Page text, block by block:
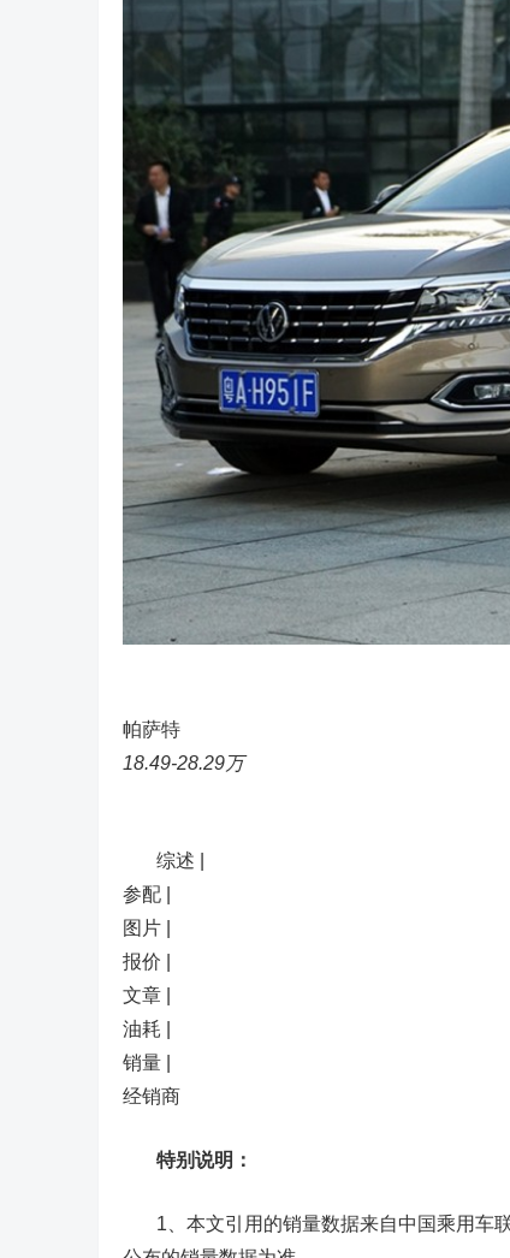
帕萨特
18.49-28.29万
综述 |
参配 |
图片 |
报价 |
文章 |
油耗 |
销量 |
经销商
特别说明：
1、本文引用的销量数据来自中国乘用车